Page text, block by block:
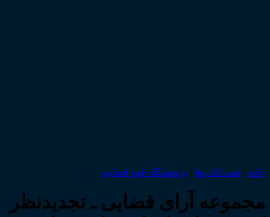
خانه / همه‌ـ‌کتاب‌ها / پژوهشگاه قوه قضاییه
مجموعه آرای قضایی ـ تجدیدنظر